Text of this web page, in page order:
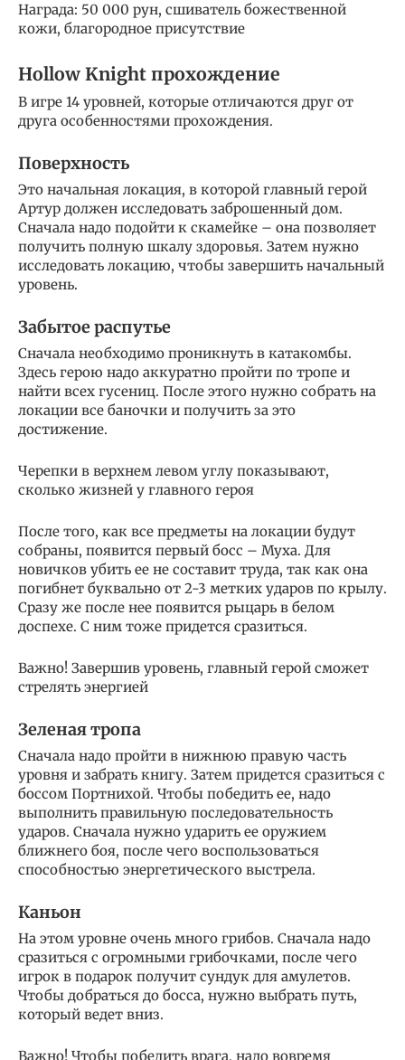
Награда: 50 000 рун, сшиватель божественной
кожи, благородное присутствие
Hollow Knight прохождение
В игре 14 уровней, которые отличаются друг от
друга особенностями прохождения.
Поверхность
Это начальная локация, в которой главный герой
Артур должен исследовать заброшенный дом.
Сначала надо подойти к скамейке – она позволяет
получить полную шкалу здоровья. Затем нужно
исследовать локацию, чтобы завершить начальный
уровень.
Забытое распутье
Сначала необходимо проникнуть в катакомбы.
Здесь герою надо аккуратно пройти по тропе и
найти всех гусениц. После этого нужно собрать на
локации все баночки и получить за это
достижение.
Черепки в верхнем левом углу показывают,
сколько жизней у главного героя
После того, как все предметы на локации будут
собраны, появится первый босс – Муха. Для
новичков убить ее не составит труда, так как она
погибнет буквально от 2-3 метких ударов по крылу.
Сразу же после нее появится рыцарь в белом
доспехе. С ним тоже придется сразиться.
Важно! Завершив уровень, главный герой сможет
стрелять энергией
Зеленая тропа
Сначала надо пройти в нижнюю правую часть
уровня и забрать книгу. Затем придется сразиться с
боссом Портнихой. Чтобы победить ее, надо
выполнить правильную последовательность
ударов. Сначала нужно ударить ее оружием
ближнего боя, после чего воспользоваться
способностью энергетического выстрела.
Каньон
На этом уровне очень много грибов. Сначала надо
сразиться с огромными грибочками, после чего
игрок в подарок получит сундук для амулетов.
Чтобы добраться до босса, нужно выбрать путь,
который ведет вниз.
Важно! Чтобы победить врага, надо вовремя